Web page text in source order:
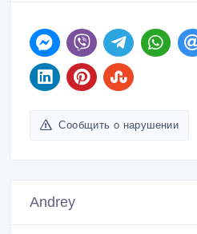
Сообщить о нарушении
Andrey